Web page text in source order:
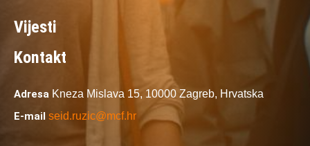
Vijesti
Kontakt
Adresa Kneza Mislava 15, 10000 Zagreb, Hrvatska
E-mail seid.ruzic@mcf.hr